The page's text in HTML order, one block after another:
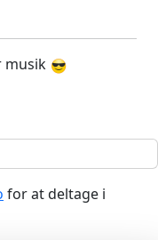
musik
for at deltage i